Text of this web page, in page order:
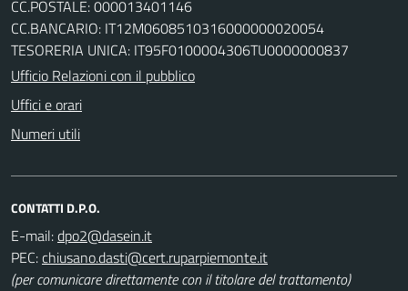
CC.POSTALE: 000013401146
CC.BANCARIO: IT12M0608510316000000020054
TESORERIA UNICA: IT95F0100004306TU0000000837
Ufficio Relazioni con il pubblico
Uffici e orari
Numeri utili
CONTATTI D.P.O.
E-mail:
PEC:
(per comunicare direttamente con il titolare del trattamento)